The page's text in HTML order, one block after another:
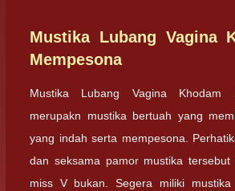
Mustika Lubang Vagina
Mempesona
Mustika Lubang Vagina Khodam
merupakn mustika bertuah yang
yang indah serta mempesona.
dan seksama pamor mustika tersebut
miss V bukan. Segera miliki mustika